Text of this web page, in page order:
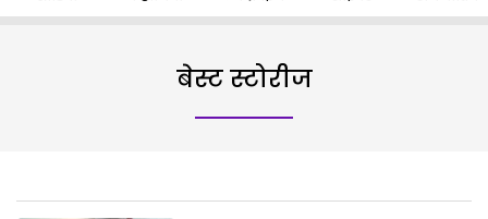
बेस्ट स्टोरीज